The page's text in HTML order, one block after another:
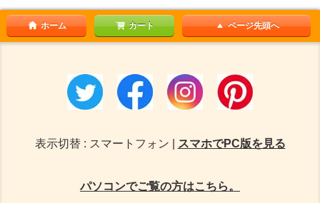
ホーム カート ページ先頭へ
表示切替 : スマートフォン | スマホでPC版を見る
パソコンでご覧の方はこちら。